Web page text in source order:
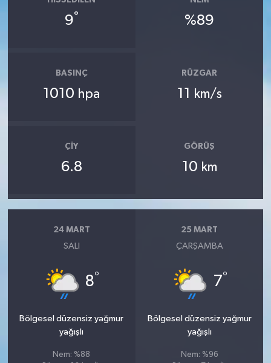
9° %89
BASINÇ
1010 hpa
RÜZGAR
11 km/s
ÇIY
6.8
GÖRÜŞ
10 km
24 MART
SALI
8°
Bölgesel düzensiz yağmur
yağışlı
Nem: %88
25 MART
ÇARŞAMBA
7°
Bölgesel düzensiz yağmur
yağışlı
Nem: %96